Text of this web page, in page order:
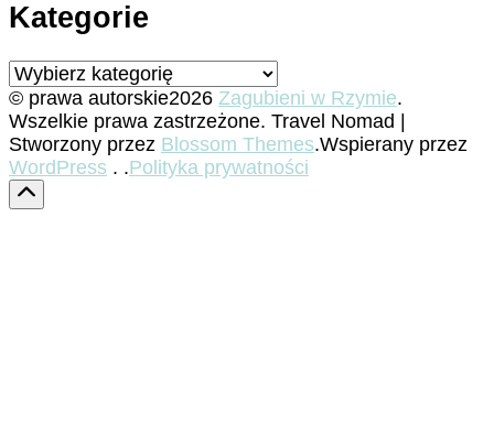
Kategorie
Kategorie
© prawa autorskie2026 Zagubieni w Rzymie.
Wszelkie prawa zastrzeżone. Travel Nomad |
Stworzony przez Blossom Themes.Wspierany przez
WordPress . .Polityka prywatności